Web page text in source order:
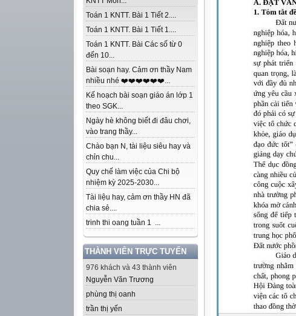
Toán 1 KNTT. Bài 1 Tiết 2....
Toán 1 KNTT. Bài 1 Tiết 1....
Toán 1 KNTT. Bài Các số từ 0
đến 10...
Bài soạn hay. Cảm ơn thầy Nam
nhiều nhé ❤️❤️❤️❤️❤️❤️...
Kế hoạch bài soạn giáo án lớp 1
theo SGK...
Ngày hè không biết đi đâu chơi,
vào trang thầy...
Chào bạn N, tài liệu siêu hay và
chỉn chu...
Quy chế làm việc của Chi bộ
nhiệm kỳ 2025-2030...
Tài liệu hay, cảm ơn thầy HN đã
chia sẻ....
trinh thi oang tuần 1 ...
THÀNH VIÊN TRỰC TUYẾN
976 khách và 43 thành viên
Nguyễn Văn Trương
phùng thị oanh
trần thị yến